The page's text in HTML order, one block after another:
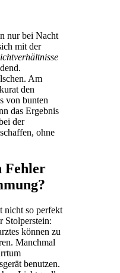
nur bei Nacht
mit der
Am
den
von bunten
das Ergebnis
der
ohne
Fehler
nicht so perfekt
Stolperstein:
können zu
Manchmal
benutzen.